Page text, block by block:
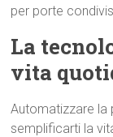
per porte
La
vita
Automatizzare la
semplificarti la